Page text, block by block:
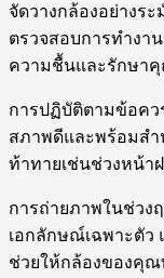
จัดวางกล้องอย่างร
ตรวจสอบการทำงา
ความชื้นและรักษา
การปฏิบัติตามข้อคว
สภาพดีและพร้อมส
ท้าทายเช่นช่วงหน้า
การถ่ายภาพในช่วง
เอกลักษณ์เฉพาะตัว
ช่วยให้กล้องของคุณ